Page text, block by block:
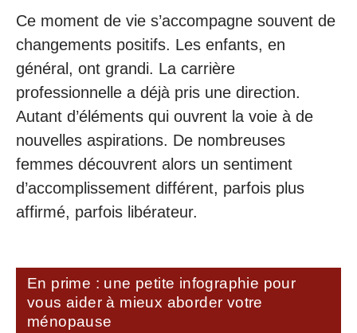
Ce moment de vie s’accompagne souvent de
changements positifs. Les enfants, en
général, ont grandi. La carrière
professionnelle a déjà pris une direction.
Autant d’éléments qui ouvrent la voie à de
nouvelles aspirations. De nombreuses
femmes découvrent alors un sentiment
d’accomplissement différent, parfois plus
affirmé, parfois libérateur.
En prime : une petite infographie pour
vous aider à mieux aborder votre
ménopause